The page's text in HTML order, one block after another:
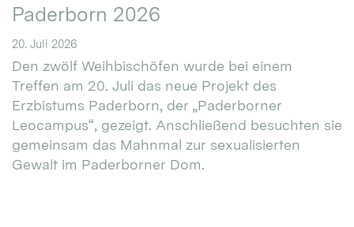
Paderborn 2026
20. Juli 2026
Den zwölf Weihbischöfen wurde bei einem
Treffen am 20. Juli das neue Projekt des
Erzbistums Paderborn, der „Paderborner
Leocampus“, gezeigt. Anschließend besuchten sie
gemeinsam das Mahnmal zur sexualisierten
Gewalt im Paderborner Dom.